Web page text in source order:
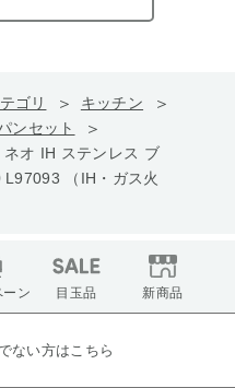
ゴリ
キッチン
ンセット
オ IH ステンレス ブ
L97093 （IH・ガス火
ーン 目玉品 新商品
ない方はこちら